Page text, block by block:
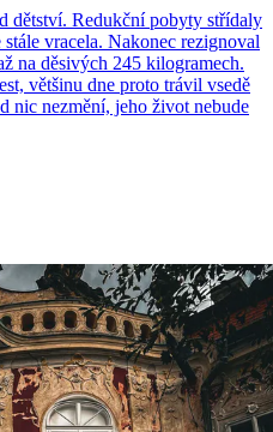
dětství. Redukční pobyty střídaly
vracela. Nakonec rezignoval
na děsivých 245 kilogramech.
většinu dne proto trávil vsedě
nic nezmění, jeho život nebude